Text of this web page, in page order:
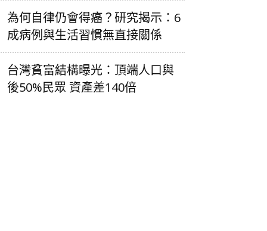
為何自律仍會得癌？研究揭示：6
成病例與生活習慣無直接關係
台灣貧富結構曝光：頂端人口與
後50%民眾 資產差140倍